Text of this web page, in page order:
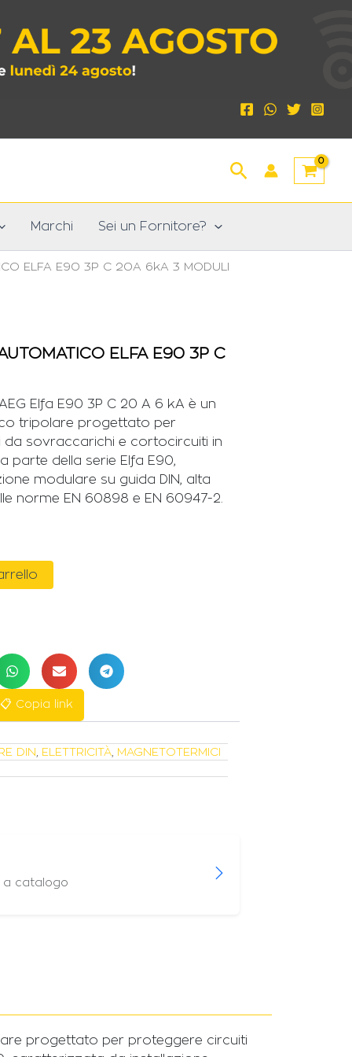
Cerca
Marchi Sei un Fornitore?
ELFA E90 3P C 20A 6kA 3 MODULI
ELFA E90 3P C
Elfa E90 3P C 20 A 6 kA è un
tripolare progettato per
da sovraccarichi e cortocircuiti in
parte della serie Elfa E90,
modulare su guida DIN, alta
norme EN 60898 e EN 60947-2.
📋 Copia link
DIN ELETTRICITÀ MAGNETOTERMICI
a catalogo
progettato per proteggere circuiti